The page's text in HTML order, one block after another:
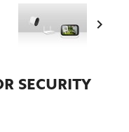

SECURITY